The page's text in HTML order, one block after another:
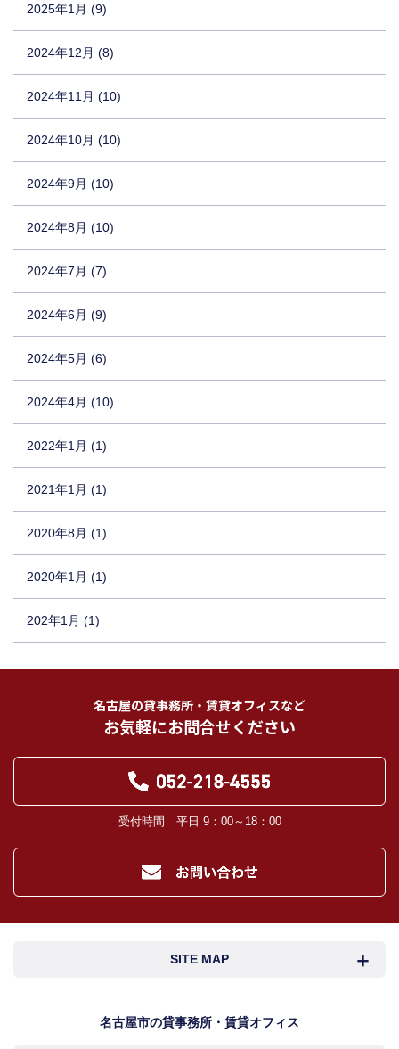
2025年1月 (9)
2024年12月 (8)
2024年11月 (10)
2024年10月 (10)
2024年9月 (10)
2024年8月 (10)
2024年7月 (7)
2024年6月 (9)
2024年5月 (6)
2024年4月 (10)
2022年1月 (1)
2021年1月 (1)
2020年8月 (1)
2020年1月 (1)
202年1月 (1)
名古屋の貸事務所・賃貸オフィスなど
お気軽にお問合せください
受付時間 平日 9：00～18：00
SITE MAP
名古屋市近郊検索
名古屋市の貸事務所・賃貸オフィス